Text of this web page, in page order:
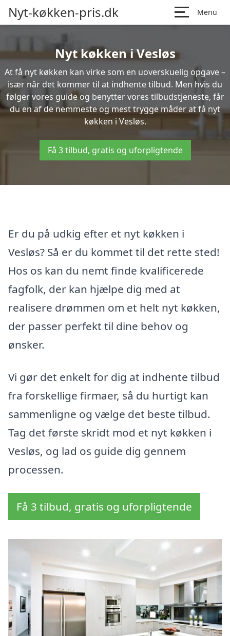
Nyt-køkken-pris.dk Menu
Nyt køkken i Vesløs
At få nyt køkken kan virke som en uoverskuelig opgave –
især når det kommer til at indhente tilbud. Men hvis du
følger vores guide og benytter vores tilbudstjeneste, får
du en af de nemmeste og mest trygge måder at få nyt
køkken i Vesløs.
Få 3 tilbud, gratis og uforpligtende
Er du på udkig efter et nyt køkken i
Vesløs? Så er du kommet til det rette sted!
Hos os kan du nemt finde kvalificerede
fagfolk, der kan hjælpe dig med at
realisere drømmen om et helt nyt køkken,
der passer perfekt til dine behov og
ønsker.
Vi gør det enkelt for dig at indhente tilbud
fra forskellige firmaer, så du hurtigt kan
sammenligne og vælge det beste tilbud.
Tag det første skridt mod et nyt køkken i
Vesløs, og lad os guide dig gennem
processen.
Få 3 tilbud, gratis og uforpligtende